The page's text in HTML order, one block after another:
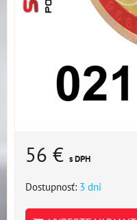
56 € s DPH
Dostupnosť: 3 dni